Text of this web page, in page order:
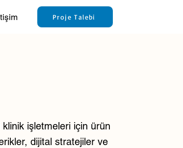
Proje Talebi
işletmeleri için ürün
dijital stratejiler ve